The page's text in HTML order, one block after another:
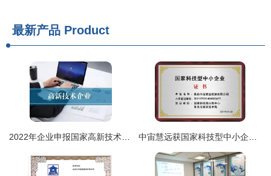
最新产品 Product